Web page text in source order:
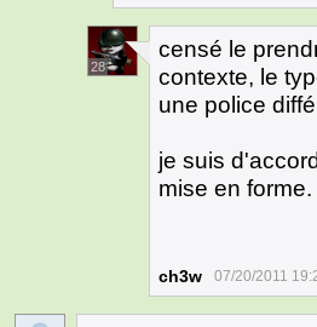
28
censé le
contexte, le
une police
je suis
mise en forme.
ch3w 07/20/2011